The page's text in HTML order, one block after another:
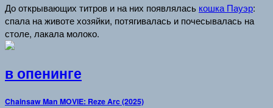
До открывающих титров и на них появлялась кошка Пауэр:
спала на животе хозяйки, потягивалась и почесывалась на
столе, лакала молоко.
в опенинге
Chainsaw Man MOVIE: Reze Arc (2025)